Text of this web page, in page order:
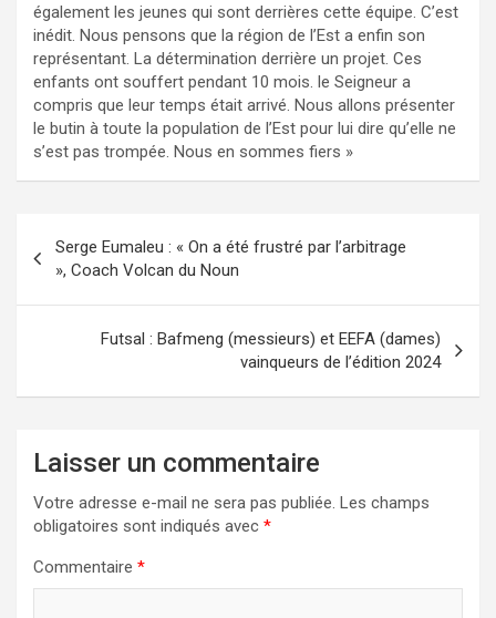
également les jeunes qui sont derrières cette équipe. C’est
inédit. Nous pensons que la région de l’Est a enfin son
représentant. La détermination derrière un projet. Ces
enfants ont souffert pendant 10 mois. le Seigneur a
compris que leur temps était arrivé. Nous allons présenter
le butin à toute la population de l’Est pour lui dire qu’elle ne
s’est pas trompée. Nous en sommes fiers »
de
l’article
Serge Eumaleu : « On a été frustré par l’arbitrage
», Coach Volcan du Noun
Futsal : Bafmeng (messieurs) et EEFA (dames)
vainqueurs de l’édition 2024
Laisser un commentaire
Votre adresse e-mail ne sera pas publiée. Les champs
obligatoires sont indiqués avec *
Commentaire *